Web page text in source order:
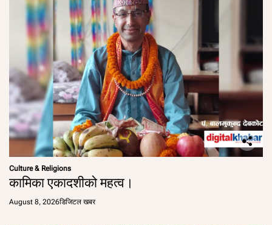
Culture & Religions
कामिका एकादशीको महत्व।
August 8, 2026डिजिटल खबर